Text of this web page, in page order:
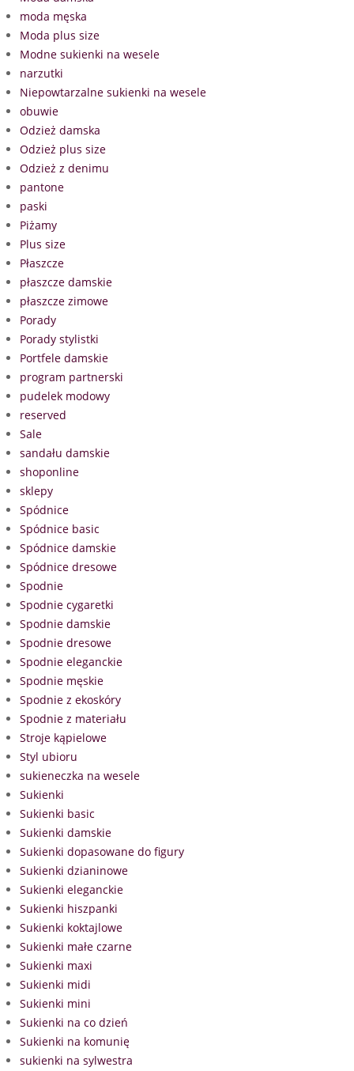
moda męska
Moda plus size
Modne sukienki na wesele
narzutki
Niepowtarzalne sukienki na wesele
obuwie
Odzież damska
Odzież plus size
Odzież z denimu
pantone
paski
Piżamy
Plus size
Płaszcze
płaszcze damskie
płaszcze zimowe
Porady
Porady stylistki
Portfele damskie
program partnerski
pudelek modowy
reserved
Sale
sandału damskie
shoponline
sklepy
Spódnice
Spódnice basic
Spódnice damskie
Spódnice dresowe
Spodnie
Spodnie cygaretki
Spodnie damskie
Spodnie dresowe
Spodnie eleganckie
Spodnie męskie
Spodnie z ekoskóry
Spodnie z materiału
Stroje kąpielowe
Styl ubioru
sukieneczka na wesele
Sukienki
Sukienki basic
Sukienki damskie
Sukienki dopasowane do figury
Sukienki dzianinowe
Sukienki eleganckie
Sukienki hiszpanki
Sukienki koktajlowe
Sukienki małe czarne
Sukienki maxi
Sukienki midi
Sukienki mini
Sukienki na co dzień
Sukienki na komunię
sukienki na sylwestra